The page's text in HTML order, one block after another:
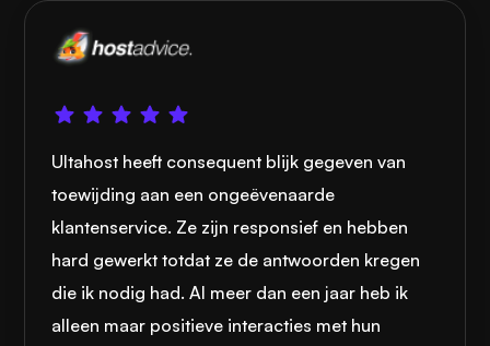
Ultahost heeft consequent blijk gegeven van
toewijding aan een ongeëvenaarde
klantenservice. Ze zijn responsief en hebben
hard gewerkt totdat ze de antwoorden kregen
die ik nodig had. Al meer dan een jaar heb ik
alleen maar positieve interacties met hun